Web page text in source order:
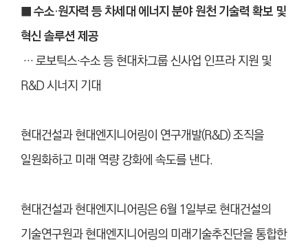
■ 수소·원자력 등 차세대 에너지 분야 원천 기술력 확보 및
혁신 솔루션 제공
… 로보틱스·수소 등 현대차그룹 신사업 인프라 지원 및
R&D 시너지 기대
현대건설과 현대엔지니어링이 연구개발(R&D) 조직을
일원화하고 미래 역량 강화에 속도를 낸다.
현대건설과 현대엔지니어링은 6월 1일부로 현대건설의
기술연구원과 현대엔지니어링의 미래기술추진단을 통합한